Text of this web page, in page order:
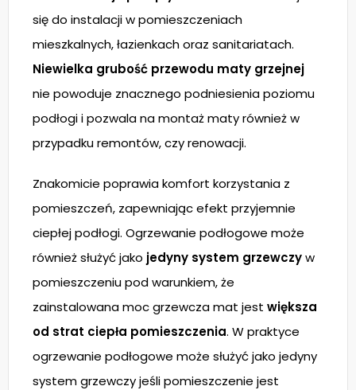
się do instalacji w pomieszczeniach
mieszkalnych, łazienkach oraz sanitariatach.
Niewielka grubość przewodu maty grzejnej
nie powoduje znacznego podniesienia poziomu
podłogi i pozwala na montaż maty również w
przypadku remontów, czy renowacji.
Znakomicie poprawia komfort korzystania z
pomieszczeń, zapewniając efekt przyjemnie
ciepłej podłogi. Ogrzewanie podłogowe może
również służyć jako jedyny system grzewczyw
pomieszczeniu pod warunkiem, że
zainstalowana moc grzewcza mat jest większa
od strat ciepła pomieszczenia. W praktyce
ogrzewanie podłogowe może służyć jako jedyny
system grzewczy jeśli pomieszczenie jest